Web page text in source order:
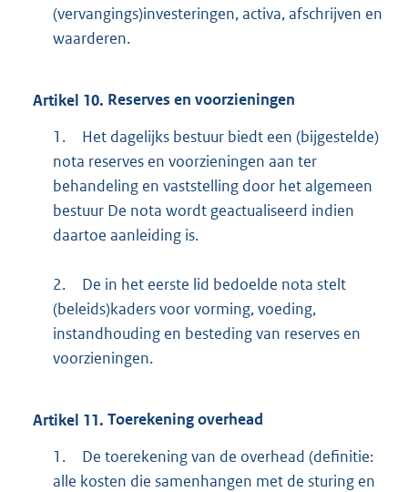
(vervangings)investeringen, activa, afschrijven en
waarderen.
Artikel 10. Reserves en voorzieningen
1.
Het dagelijks bestuur biedt een (bijgestelde)
nota reserves en voorzieningen aan ter
behandeling en vaststelling door het algemeen
bestuur De nota wordt geactualiseerd indien
daartoe aanleiding is.
2.
De in het eerste lid bedoelde nota stelt
(beleids)kaders voor vorming, voeding,
instandhouding en besteding van reserves en
voorzieningen.
Artikel 11. Toerekening overhead
1.
De toerekening van de overhead (definitie:
alle kosten die samenhangen met de sturing en